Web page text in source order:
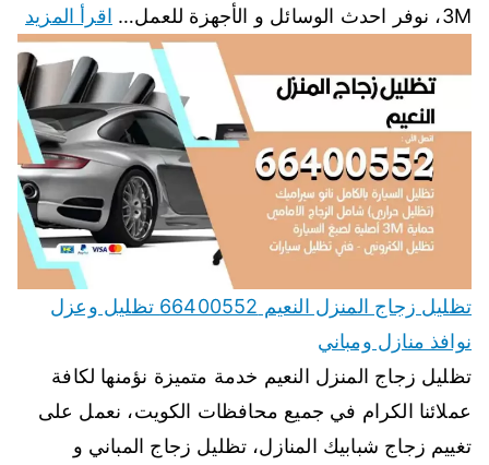
3M، نوفر احدث الوسائل و الأجهزة للعمل…
اقرأ المزيد
تظليل زجاج المنزل النعيم 66400552 تظليل وعزل
نوافذ منازل ومباني
تظليل زجاج المنزل النعيم خدمة متميزة نؤمنها لكافة
عملائنا الكرام في جميع محافظات الكويت، نعمل على
تغييم زجاج شبابيك المنازل، تظليل زجاج المباني و